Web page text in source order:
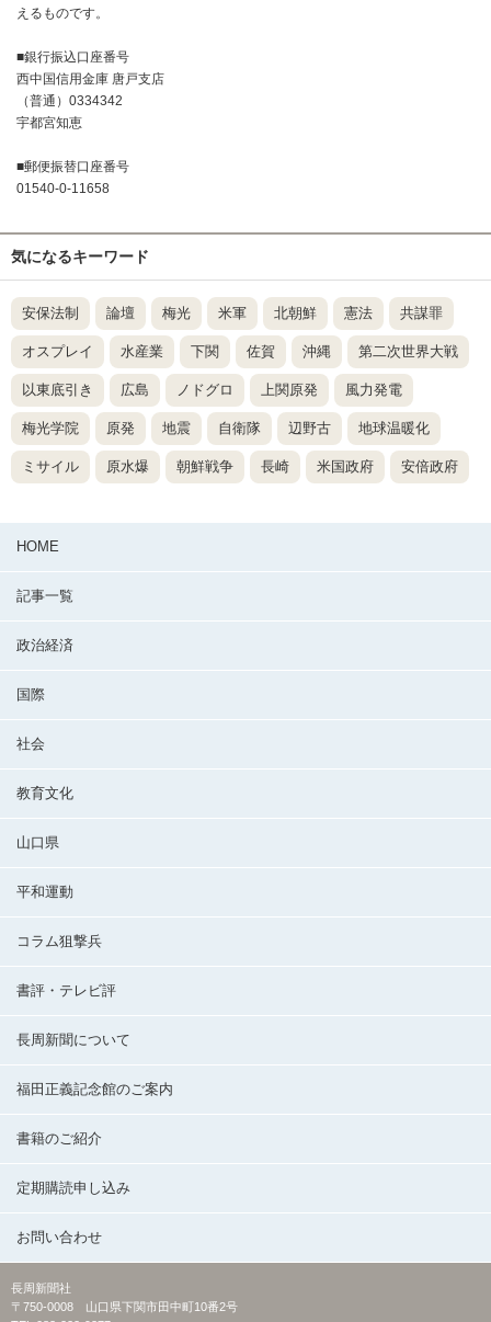
えるものです。
■銀行振込口座番号
西中国信用金庫 唐戸支店
（普通）0334342
宇都宮知恵
■郵便振替口座番号
01540-0-11658
気になるキーワード
安保法制 論壇 梅光 米軍 北朝鮮 憲法 共謀罪
オスプレイ 水産業 下関 佐賀 沖縄 第二次世界大戦
以東底引き 広島 ノドグロ 上関原発 風力発電
梅光学院 原発 地震 自衛隊 辺野古 地球温暖化
ミサイル 原水爆 朝鮮戦争 長崎 米国政府 安倍政府
HOME
記事一覧
政治経済
国際
社会
教育文化
山口県
平和運動
コラム狙撃兵
書評・テレビ評
長周新聞について
福田正義記念館のご案内
書籍のご紹介
定期購読申し込み
お問い合わせ
長周新聞社
〒750-0008 山口県下関市田中町10番2号